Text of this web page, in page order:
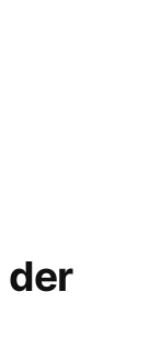
der